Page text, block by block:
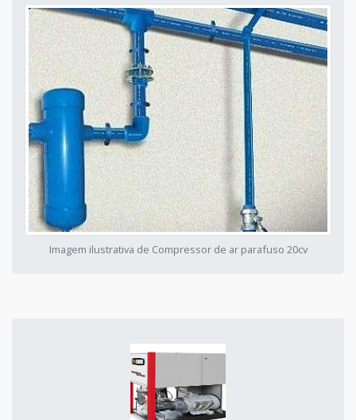
Imagem ilustrativa de Compressor de ar parafuso 20cv